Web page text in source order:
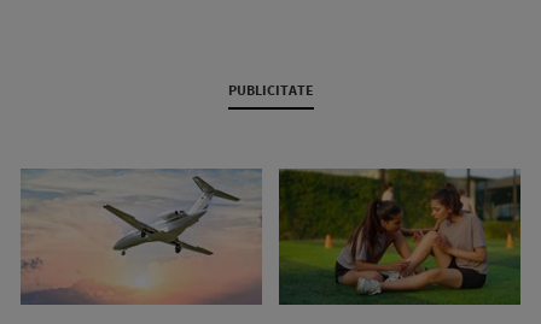
PUBLICITATE